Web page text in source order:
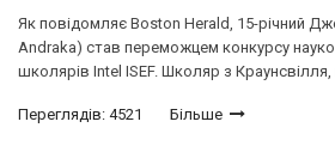
Як повідомляє Boston Herald, 15-річний
Andraka) став переможцем конкурсу
школярів Intel ISEF. Школяр з Краунсвілля,
Переглядів: 4521 Більше